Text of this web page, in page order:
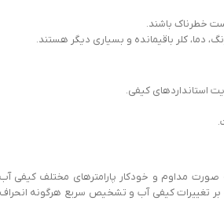
خطرناک باشند.
دما، کلر باقیمانده و بسیاری دیگر هستند.
استانداردهای کیفی.
صورت مداوم و خودکار پارامترهای مختلف کیفی آب
بر تغییرات کیفی آب و تشخیص سریع هرگونه انحراف